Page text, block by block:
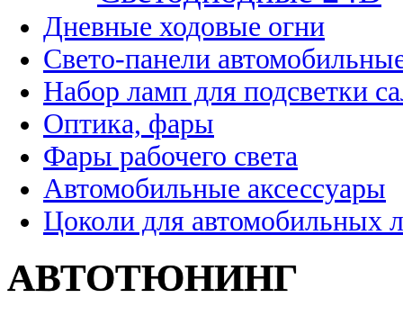
Дневные ходовые огни
Свето-панели
Набор ламп для подсветки
Оптика, фары
Фары рабочего света
Автомобильные аксессуары
Цоколи для автомобильных
АВТОТЮНИНГ